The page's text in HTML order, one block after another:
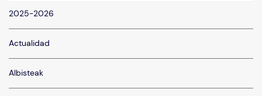
2025-2026
Actualidad
Albisteak